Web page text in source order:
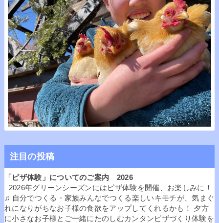
注目の投稿
「ピザ体験」についてのご案内 2026
2026年グリーンシーズンにはピザ体験を開催、お楽しみに！
♫ 自分でつくる・家族みんなでつくる楽しいキモチが、気まぐ
れになりがちなお子様の食欲をアップしてくれるかも！ 夕方
に小さなお子様とご一緒にたのしむカンタンピザづくり体験を